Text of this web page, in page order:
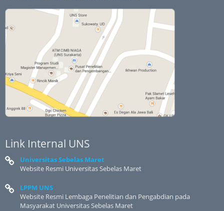
Link Internal UNS
Universitas Sebelas Maret
Website Resmi Universitas Sebelas Maret
LPPM UNS
Website Resmi Lembaga Penelitian dan Pengabdian pada
Masyarakat Universitas Sebelas Maret